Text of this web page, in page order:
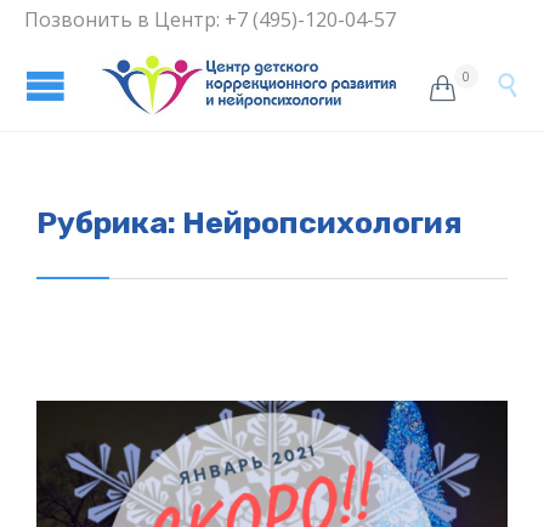
Позвонить в Центр: +7 (495)-120-04-57
 0 
Рубрика: Нейропсихология